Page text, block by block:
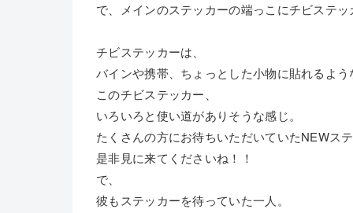
で、メインのステッカーの端っこにチビステ
チビステッカーは、
バインや携帯、ちょっとした小物に貼れるよ
このチビステッカー、
いろいろと使い道がありそうな感じ。
たくさんの方にお待ちいただいていたNEWス
是非見に来てくださいね！！
で、
彼もステッカーを待っていた一人。